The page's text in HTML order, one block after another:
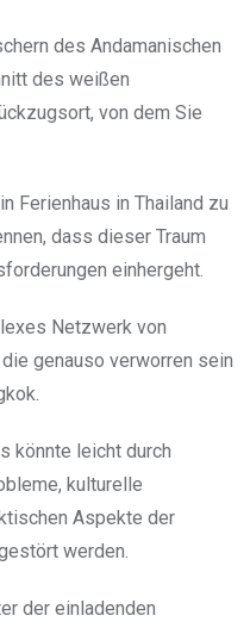
des Andamanischen
des weißen
von dem Sie
Ferienhaus in Thailand zu
dass dieser Traum
einhergeht.
Netzwerk von
genauso verworren sein
könnte leicht durch
kulturelle
Aspekte der
werden.
der einladenden